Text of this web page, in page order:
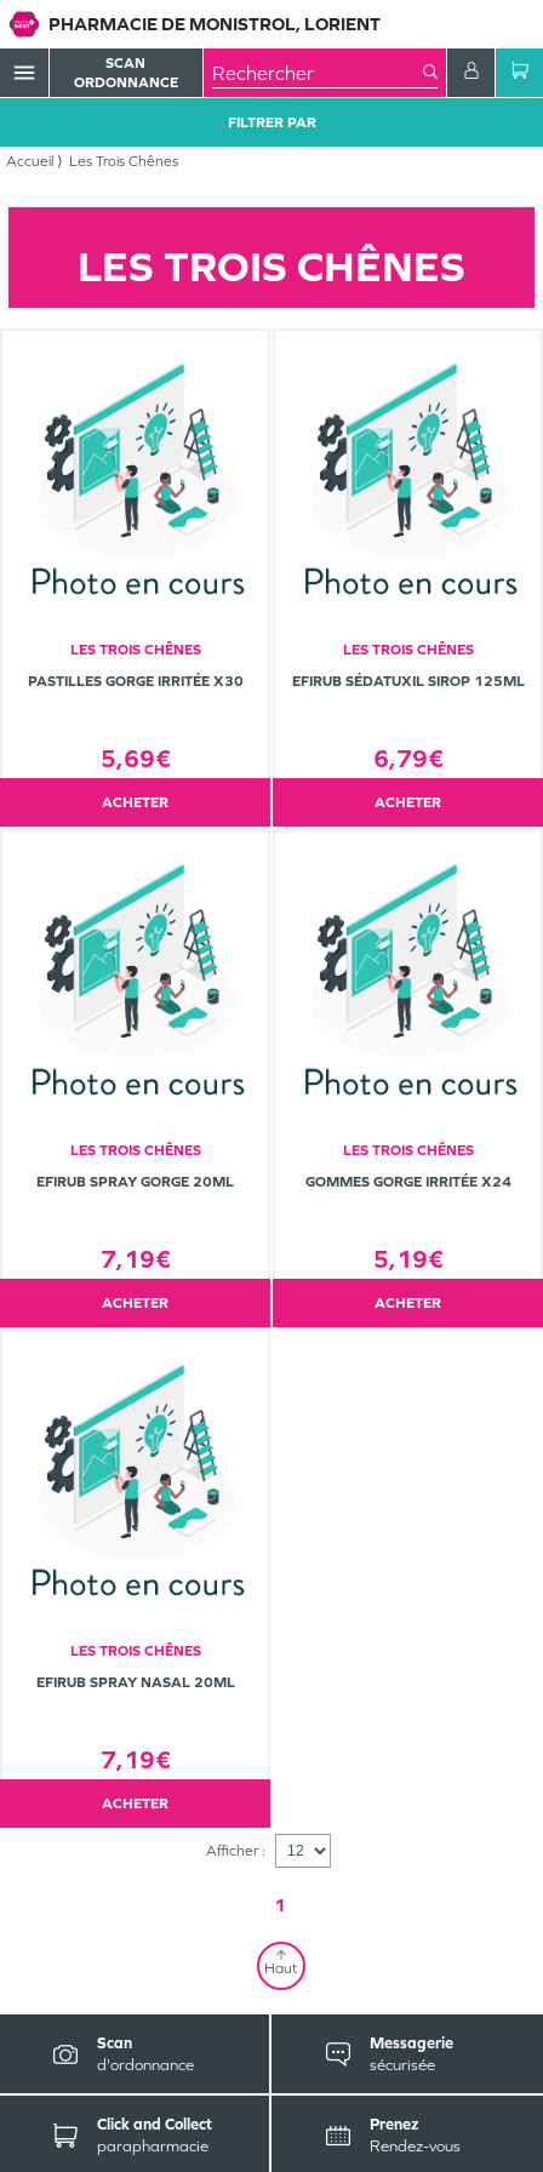
PHARMACIE DE MONISTROL, LORIENT
menu
SCAN
ORDONNANCE
Accueil Les Trois Chênes
FILTRER PAR
LES TROIS CHÊNES
LES TROIS CHÊNES
PASTILLES GORGE IRRITÉE X30
5,69€
ACHETER
LES TROIS CHÊNES
EFIRUB SÉDATUXIL SIROP 125ML
6,79€
ACHETER
LES TROIS CHÊNES
EFIRUB SPRAY GORGE 20ML
7,19€
ACHETER
LES TROIS CHÊNES
GOMMES GORGE IRRITÉE X24
5,19€
ACHETER
LES TROIS CHÊNES
EFIRUB SPRAY NASAL 20ML
7,19€
ACHETER
Afficher :
1
Haut
Scan
d'ordonnance
Messagerie
sécurisée
Click and Collect
parapharmacie
Prenez
Rendez-vous